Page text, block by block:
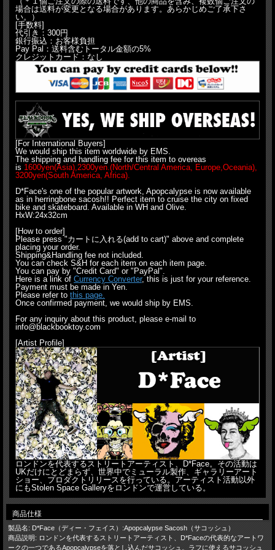
場合は送料が変更となる場合があります。あらかじめご了承下さ
い。）
[手数料]
代引き：300円
銀行振込：お客様負担
Pay Pal：送料含むトータル金額の5%
クレジットカード：なし
[For International Buyers]
We would ship this item worldwide by EMS.
The shipping and handling fee for this item to overeas
is 1600yen(Asia),2300yen.(North/Central America, Europe,Oceania),
3200yen(South America, Africa).
D*Face's one of the popular artwork, Apopcalypse is now available
as in herringbone sacosh!! Perfect item to cruise the city on fixed
bike and skateboard. Available in WH and Olive.
HxW:24x32cm
[How to order]
Please press "カートに入れる(add to cart)" above and complete
placing your order.
Shipping&Handling fee not included.
You can check S&H for each item on each item page.
You can pay by "Credit Card" or "PayPal".
Here is a link of Currency Converter, this is just for your reference.
Payment must be made in Yen.
Please refer to this page.
Once confirmed payment, we would ship by EMS.
For any inquiry about this product, please e-mail to
info@blackbooktoy.com
[Artist Profile]
ロンドンを代表するストリートアーティスト、D*Face。その活動は
UKだけにとどまらず、世界中でミューラル製作、ギャラリーアート
ショー、プロダクトリリースを行っている。アーティスト活動以外
にもStolen Space Galleryをロンドンで運営している。
商品仕様
製品名: D*Face（ディー・フェイス）:Apopcalypse Sacosh（サコッシュ）
商品説明: ロンドンを代表するストリートアーティスト、D*Faceの代表的なアートワ
ークの一つであるApopcalypseを落とし込んだサコッシュ。ラフに使えるサコッシュ